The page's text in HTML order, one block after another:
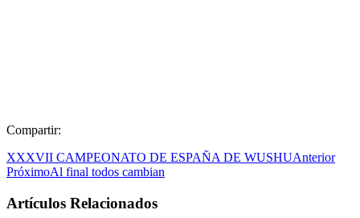
Compartir:
XXXVII CAMPEONATO DE ESPAÑA DE WUSHUAnterior
PróximoAl final todos cambian
Artículos Relacionados